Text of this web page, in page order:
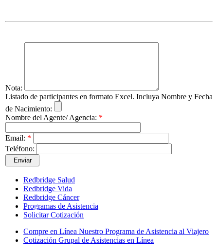
Nota:
Listado de participantes en formato Excel. Incluya Nombre y Fecha
de Nacimiento:
Nombre del Agente/ Agencia: *
Email: *
Teléfono:
Redbridge Salud
Redbridge Vida
Redbridge Cáncer
Programas de Asistencia
Solicitar Cotización
Compre en Línea Nuestro Programa de Asistencia al Viajero
Cotización Grupal de Asistencias en Línea